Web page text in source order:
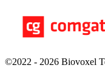
©2022 - 2026 Biovoxel